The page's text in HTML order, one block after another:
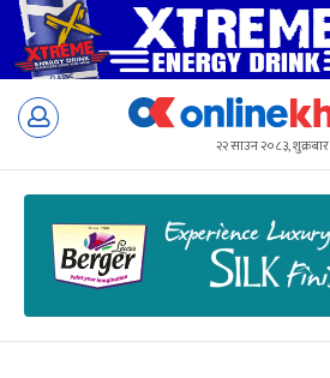
Skip
२२ साउन २०८३, शुक्रबार